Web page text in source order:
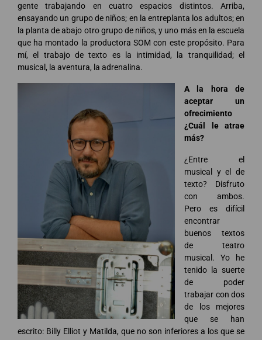
gente trabajando en cuatro espacios distintos. Arriba,
ensayando un grupo de niños; en la entreplanta los adultos; en
la planta de abajo otro grupo de niños, y uno más en la escuela
que ha montado la productora SOM con este propósito. Para
mí, el trabajo de texto es la intimidad, la tranquilidad; el
musical, la aventura, la adrenalina.
A la hora de
aceptar un
ofrecimiento
¿Cuál le atrae
más?
¿Entre el
musical y el de
texto? Disfruto
con ambos.
Pero es difícil
encontrar
buenos textos
de teatro
musical. Yo he
tenido la suerte
de poder
trabajar con dos
de los mejores
que se han
escrito: Billy Elliot y Matilda, que no son inferiores a los que se